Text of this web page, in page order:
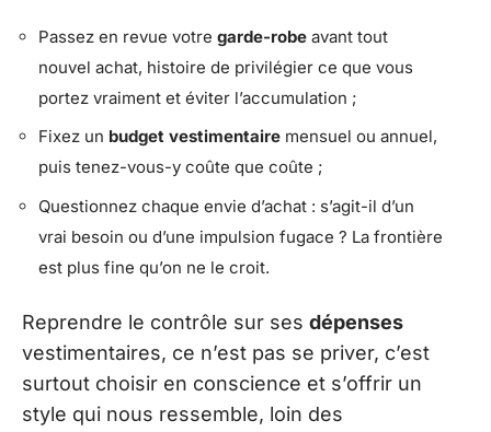
Passez en revue votre garde-robe avant tout
nouvel achat, histoire de privilégier ce que vous
portez vraiment et éviter l’accumulation ;
Fixez un budget vestimentaire mensuel ou annuel,
puis tenez-vous-y coûte que coûte ;
Questionnez chaque envie d’achat : s’agit-il d’un
vrai besoin ou d’une impulsion fugace ? La frontière
est plus fine qu’on ne le croit.
Reprendre le contrôle sur ses dépenses
vestimentaires, ce n’est pas se priver, c’est
surtout choisir en conscience et s’offrir un
style qui nous ressemble, loin des